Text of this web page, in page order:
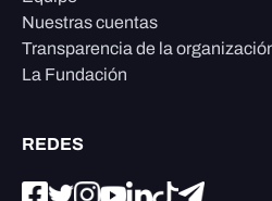
Nuestras cuentas
Transparencia de la
La Fundación
REDES